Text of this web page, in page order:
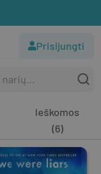
Prisijungti
Ieškomos
(6)